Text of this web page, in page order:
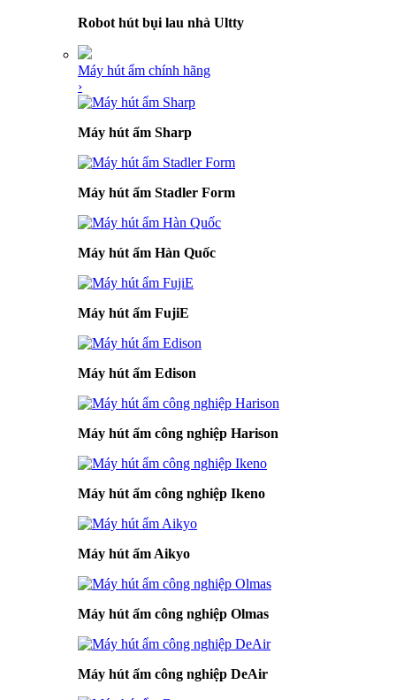
Robot hút bụi lau nhà Ultty
Máy hút ẩm chính hãng
›
Máy hút ẩm Sharp
Máy hút ẩm Stadler Form
Máy hút ẩm Hàn Quốc
Máy hút ẩm FujiE
Máy hút ẩm Edison
Máy hút ẩm công nghiệp Harison
Máy hút ẩm công nghiệp Ikeno
Máy hút ẩm Aikyo
Máy hút ẩm công nghiệp Olmas
Máy hút ẩm công nghiệp DeAir